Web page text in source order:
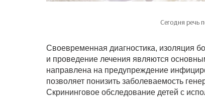
Сегодня речь
Своевременная диагностика, изоляция
и проведение лечения являются
направлена на предупреждение
позволяет понизить заболеваемость
Скрининговое обследование детей с